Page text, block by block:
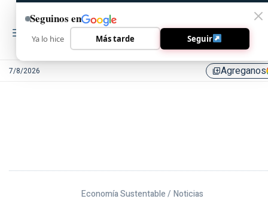
7/8/2026 library_addAgreganos
Economía Sustentable / Noticias
Seguinos en
Ya lo hice Más tarde Seguir